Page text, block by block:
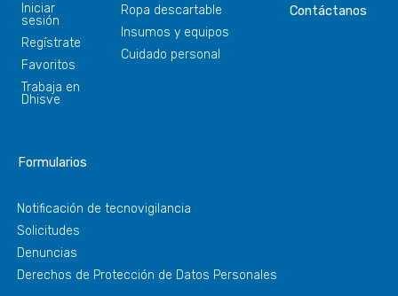
Iniciar
sesión
Regístrate
Favoritos
Trabaja en
Dhisve
Ropa descartable
Insumos y equipos
Cuidado personal
Contáctanos
Formularios
Notificación de tecnovigilancia
Solicitudes
Denuncias
Derechos de Protección de Datos Personales